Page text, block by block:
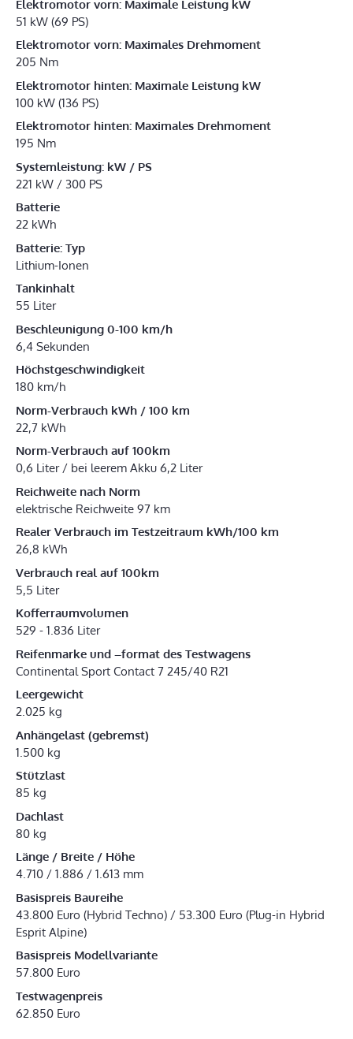
Elektromotor vorn: Maximale Leistung kW
51 kW (69 PS)
Elektromotor vorn: Maximales Drehmoment
205 Nm
Elektromotor hinten: Maximale Leistung kW
100 kW (136 PS)
Elektromotor hinten: Maximales Drehmoment
195 Nm
Systemleistung: kW / PS
221 kW / 300 PS
Batterie
22 kWh
Batterie: Typ
Lithium-Ionen
Tankinhalt
55 Liter
Beschleunigung 0-100 km/h
6,4 Sekunden
Höchstgeschwindigkeit
180 km/h
Norm-Verbrauch kWh / 100 km
22,7 kWh
Norm-Verbrauch auf 100km
0,6 Liter / bei leerem Akku 6,2 Liter
Reichweite nach Norm
elektrische Reichweite 97 km
Realer Verbrauch im Testzeitraum kWh/100 km
26,8 kWh
Verbrauch real auf 100km
5,5 Liter
Kofferraumvolumen
529 - 1.836 Liter
Reifenmarke und –format des Testwagens
Continental Sport Contact 7 245/40 R21
Leergewicht
2.025 kg
Anhängelast (gebremst)
1.500 kg
Stützlast
85 kg
Dachlast
80 kg
Länge / Breite / Höhe
4.710 / 1.886 / 1.613 mm
Basispreis Baureihe
43.800 Euro (Hybrid Techno) / 53.300 Euro (Plug-in Hybrid
Esprit Alpine)
Basispreis Modellvariante
57.800 Euro
Testwagenpreis
62.850 Euro